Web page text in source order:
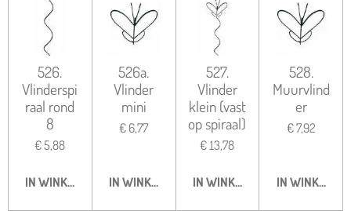
526.
Vlinderspi
raal rond
8
€ 5,88
IN WINKELWAGEN
526a.
Vlinder
mini
€ 6,77
IN WINKELWAGEN
527.
Vlinder
klein (vast
op spiraal)
€ 13,78
IN WINKELWAGEN
528.
Muurvlind
er
€ 7,92
IN